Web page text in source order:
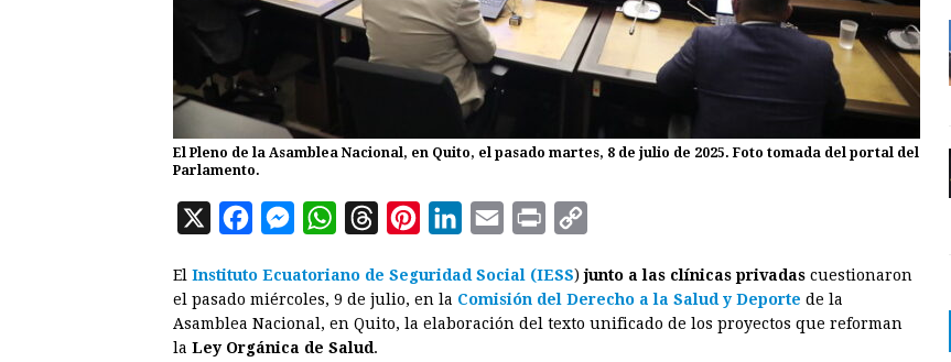
El Pleno de la Asamblea Nacional, en Quito, el pasado martes, 8 de julio de 2025. Foto tomada del portal del
Parlamento.
X
c
e
b
M
s
s
e
W
a
t
s
r
e
n
t
n
k
a
i
i
n
p
y
El Instituto Ecuatoriano de Seguridad Social (IESS)junto a las clínicas privadas cuestionaron
el pasado miércoles, 9 de julio, en la Comisión del Derecho a la Salud y Deporte de la
Asamblea Nacional, en Quito, la elaboración del texto unificado de los proyectos que reforman
la Ley Orgánica de Salud.